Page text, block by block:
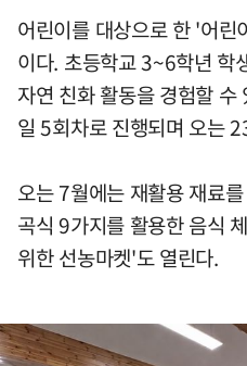
어린이를 대상으로 한 '어
이다. 초등학교 3~6학년 학
자연 친화 활동을 경험할
일 5회차로 진행되며 오는
오는 7월에는 재활용 재료
곡식 9가지를 활용한 음식
위한 선농마켓'도 열린다.